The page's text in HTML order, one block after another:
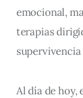
emocional,
terapias
supervivencia
Al día de hoy,